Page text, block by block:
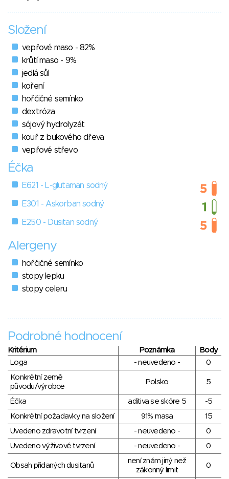
Složení
vepřové maso - 82%
krůtí maso - 9%
jedlá sůl
koření
hořčičné semínko
dextróza
sójový hydrolyzát
kouř z bukového dřeva
vepřové střevo
Éčka
E621 - L-glutaman sodný
E301 - Askorban sodný
E250 - Dusitan sodný
Alergeny
hořčičné semínko
stopy lepku
stopy celeru
Podrobné hodnocení
Kritérium Poznámka
Body
Loga
- neuvedeno -
0
Konkrétní země
původu/výrobce
Polsko 5
Éčka aditiva se skóre 5
-5
Konkrétní požadavky na složení
91% masa
15
Uvedeno zdravotní tvrzení
- neuvedeno -
0
Uvedeno výživové tvrzení
- neuvedeno - 0
Obsah přidaných dusitanů
není znám jiný než
zákonný limit
0